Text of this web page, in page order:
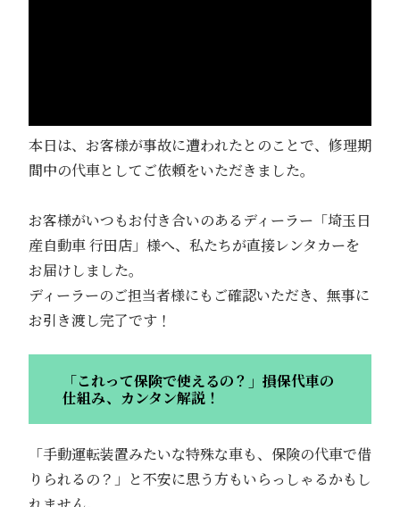
本日は、お客様が事故に遭われたとのことで、修理期
間中の代車としてご依頼をいただきました。
お客様がいつもお付き合いのあるディーラー「埼玉日
産自動車 行田店」様へ、私たちが直接レンタカーを
お届けしました。
ディーラーのご担当者様にもご確認いただき、無事に
お引き渡し完了です！
「これって保険で使えるの？」損保代車の
仕組み、カンタン解説！
「手動運転装置みたいな特殊な車も、保険の代車で借
りられるの？」と不安に思う方もいらっしゃるかもし